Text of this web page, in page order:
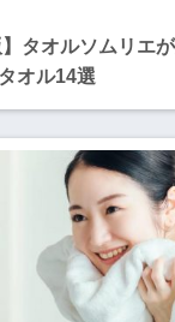
】タオルソムリエ
オル14選